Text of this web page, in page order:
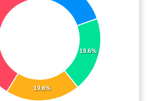
19.6%
19.6%